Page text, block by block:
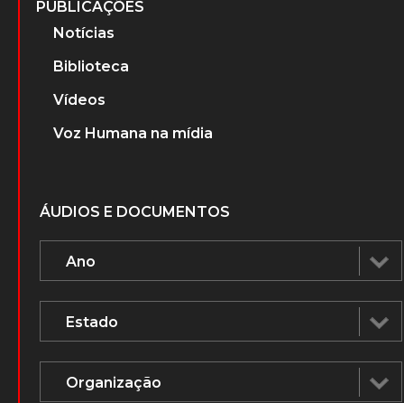
PUBLICAÇÕES
Notícias
Biblioteca
Vídeos
Voz Humana na mídia
ÁUDIOS E DOCUMENTOS